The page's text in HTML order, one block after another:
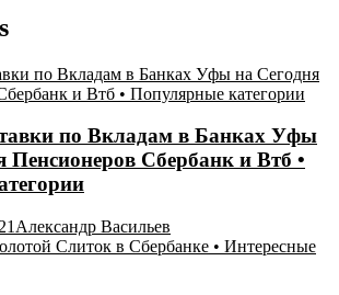
по Вкладам в Банках Уфы
Пенсионеров Сбербанк и Втб •
Александр Васильев